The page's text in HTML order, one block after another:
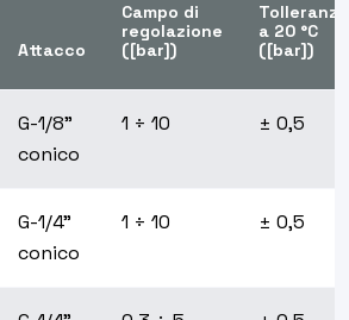
Attacco
Campo di
regolazione
([bar])
Tolleranza
a 20 °C
([bar])
G-1/8"
conico
1 ÷ 10 ± 0,5
G-1/4"
conico
1 ÷ 10 ± 0,5